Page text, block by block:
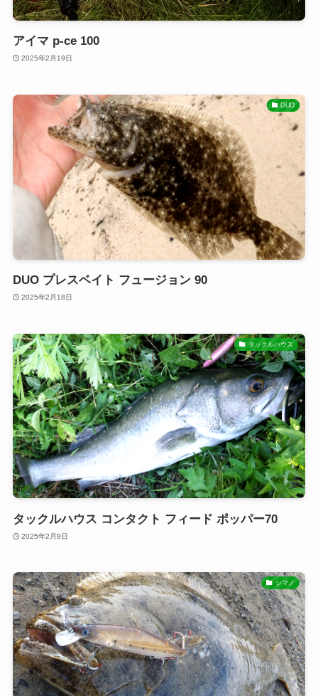
アイマ p-ce 100
2025年2月19日
DUO
DUO プレスベイト フュージョン 90
2025年2月18日
タックルハウス
タックルハウス コンタクト フィード ポッパー70
2025年2月9日
シマノ